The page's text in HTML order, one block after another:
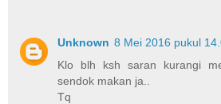
Unknown 8 Mei 2016 pukul
Klo blh ksh saran kurangi
sendok makan ja..
Tq